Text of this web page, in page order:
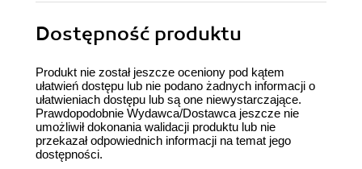
Dostępność produktu
Produkt nie został jeszcze oceniony pod kątem
ułatwień dostępu lub nie podano żadnych informacji o
ułatwieniach dostępu lub są one niewystarczające.
Prawdopodobnie Wydawca/Dostawca jeszcze nie
umożliwił dokonania walidacji produktu lub nie
przekazał odpowiednich informacji na temat jego
dostępności.